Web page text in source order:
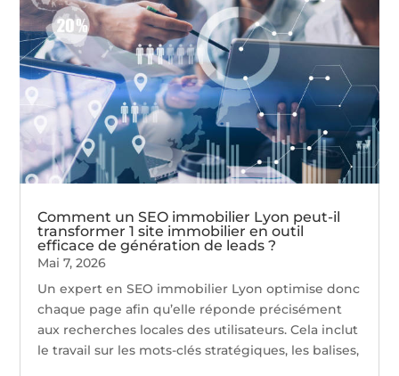
Comment un SEO immobilier Lyon peut-il
transformer 1 site immobilier en outil
efficace de génération de leads ?
Mai 7, 2026
Un expert en SEO immobilier Lyon optimise donc
chaque page afin qu’elle réponde précisément
aux recherches locales des utilisateurs. Cela inclut
le travail sur les mots-clés stratégiques, les balises,